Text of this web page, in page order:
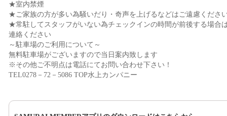
★室内禁煙
★ご家族の方が多い為騒いだり・奇声を上げるなどはご遠慮くださ
★常駐してスタッフがいない為チェックインの時間が前後する場合
連絡ください
～駐車場のご利用について～
無料駐車場がございますので当日案内致します
※その他ご不明点は電話にてお問い合わせ下さい！
TEL0278－72－5086 TOP水上カンパニー